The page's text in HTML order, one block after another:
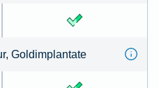
Goldimplantate